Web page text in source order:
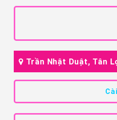
Trần Nhật Duật, Tân